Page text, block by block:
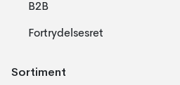
B2B
Fortrydelsesret
Sortiment